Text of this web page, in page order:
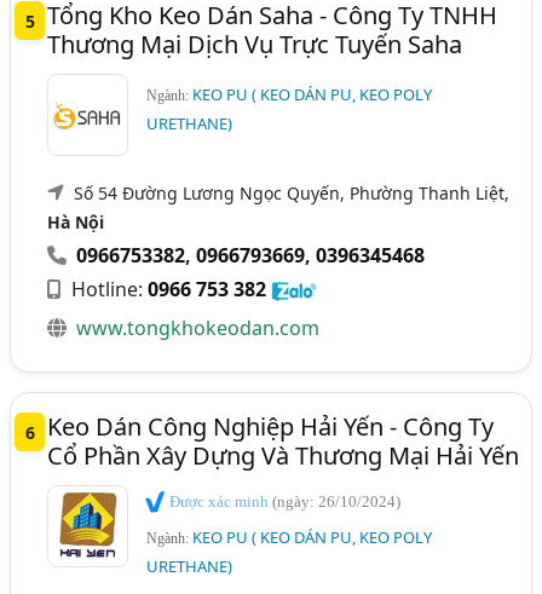
5 Tổng Kho Keo Dán Saha - Công Ty TNHH
Thương Mại Dịch Vụ Trực Tuyến Saha
Ngành: KEO PU ( KEO DÁN PU, KEO POLY
URETHANE)
Số 54 Đường Lương Ngọc Quyến, Phường Thanh Liệt,
Hà Nội
0966753382,0966793669,0396345468
Hotline:0966 753 382
www.tongkhokeodan.com
6
Keo Dán Công Nghiệp Hải Yến - Công Ty
Cổ Phần Xây Dựng Và Thương Mại Hải Yến
Được xác minh(ngày: 26/10/2024)
Ngành: KEO PU ( KEO DÁN PU, KEO POLY
URETHANE)